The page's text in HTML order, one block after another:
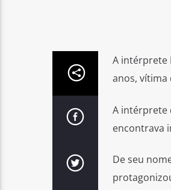
A intérprete
anos, vítima
A intérprete
encontrava
De seu